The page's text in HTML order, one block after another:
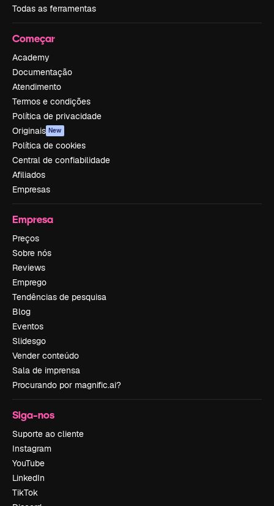
Todas as ferramentas
Começar
Academy
Documentação
Atendimento
Termos e condições
Política de privacidade
Originais New
Política de cookies
Central de confiabilidade
Afiliados
Empresas
Empresa
Preços
Sobre nós
Reviews
Emprego
Tendências de pesquisa
Blog
Eventos
Slidesgo
Vender conteúdo
Sala de imprensa
Procurando por magnific.ai?
Siga-nos
Suporte ao cliente
Instagram
YouTube
LinkedIn
TikTok